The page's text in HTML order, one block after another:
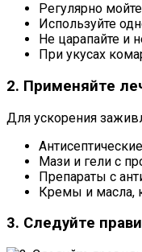
Регулярно
Используйте
Не царапайте и
При укусах
2. Применяйте
Для ускорения
Мази и гели с
Препараты с
Кремы и масла,
3. Следуйте